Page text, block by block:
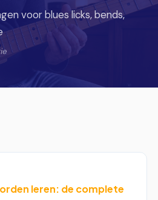
voor blues licks, bends,
leren: de complete